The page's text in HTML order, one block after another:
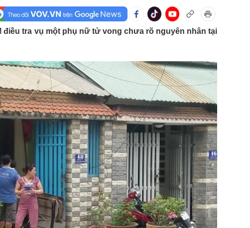
Infographic
thi đấu bóng đá
Thế giới thể thao
trường
Xe máy
Tư vấn
Doanh nghiệp 24h
Doanh nhân
Vì cộng đồng
hóa
khấu - Điện ảnh
học
Di sản
Giải trí
Nghệ sĩ
Thời trang
Sao Việt
Du lịch
Tư vấn
Săn Tour
check-in
điều tra vụ một phụ nữ tử vong chưa rõ nguyên nhân tại